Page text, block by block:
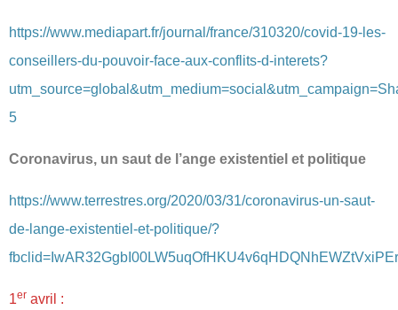
https://www.mediapart.fr/journal/france/310320/covid-19-les-
conseillers-du-pouvoir-face-aux-conflits-d-interets?
5
Coronavirus, un saut de l’ange existentiel et politique
https://www.terrestres.org/2020/03/31/coronavirus-un-saut-
de-lange-existentiel-et-politique/?
1er avril :